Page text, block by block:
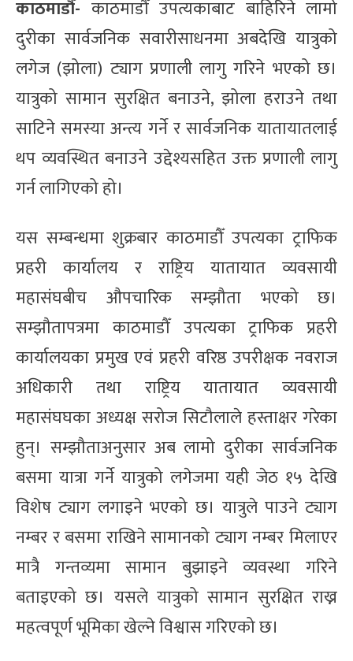
काठमाडौँ- काठमाडौँ उपत्यकाबाट बाहिरिने लामो
दुरीका सार्वजनिक सवारीसाधनमा अबदेखि यात्रुको
लगेज (झोला) ट्याग प्रणाली लागु गरिने भएको छ।
यात्रुको सामान सुरक्षित बनाउने, झोला हराउने तथा
साटिने समस्या अन्त्य गर्ने र सार्वजनिक यातायातलाई
थप व्यवस्थित बनाउने उद्देश्यसहित उक्त प्रणाली लागु
गर्न लागिएको हो।
यस सम्बन्धमा शुक्रबार काठमाडौँ उपत्यका ट्राफिक
प्रहरी कार्यालय र राष्ट्रिय यातायात व्यवसायी
महासंघबीच औपचारिक सम्झौता भएको छ।
सम्झौतापत्रमा काठमाडौँ उपत्यका ट्राफिक प्रहरी
कार्यालयका प्रमुख एवं प्रहरी वरिष्ठ उपरीक्षक नवराज
अधिकारी तथा राष्ट्रिय यातायात व्यवसायी
महासंघघका अध्यक्ष सरोज सिटौलाले हस्ताक्षर गरेका
हुन्। सम्झौताअनुसार अब लामो दुरीका सार्वजनिक
बसमा यात्रा गर्ने यात्रुको लगेजमा यही जेठ १५ देखि
विशेष ट्याग लगाइने भएको छ। यात्रुले पाउने ट्याग
नम्बर र बसमा राखिने सामानको ट्याग नम्बर मिलाएर
मात्रै गन्तव्यमा सामान बुझाइने व्यवस्था गरिने
बताइएको छ। यसले यात्रुको सामान सुरक्षित राख्न
महत्वपूर्ण भूमिका खेल्ने विश्वास गरिएको छ।